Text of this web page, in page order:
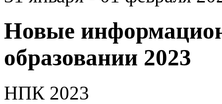
Новые
образовании 2023
НПК 2023